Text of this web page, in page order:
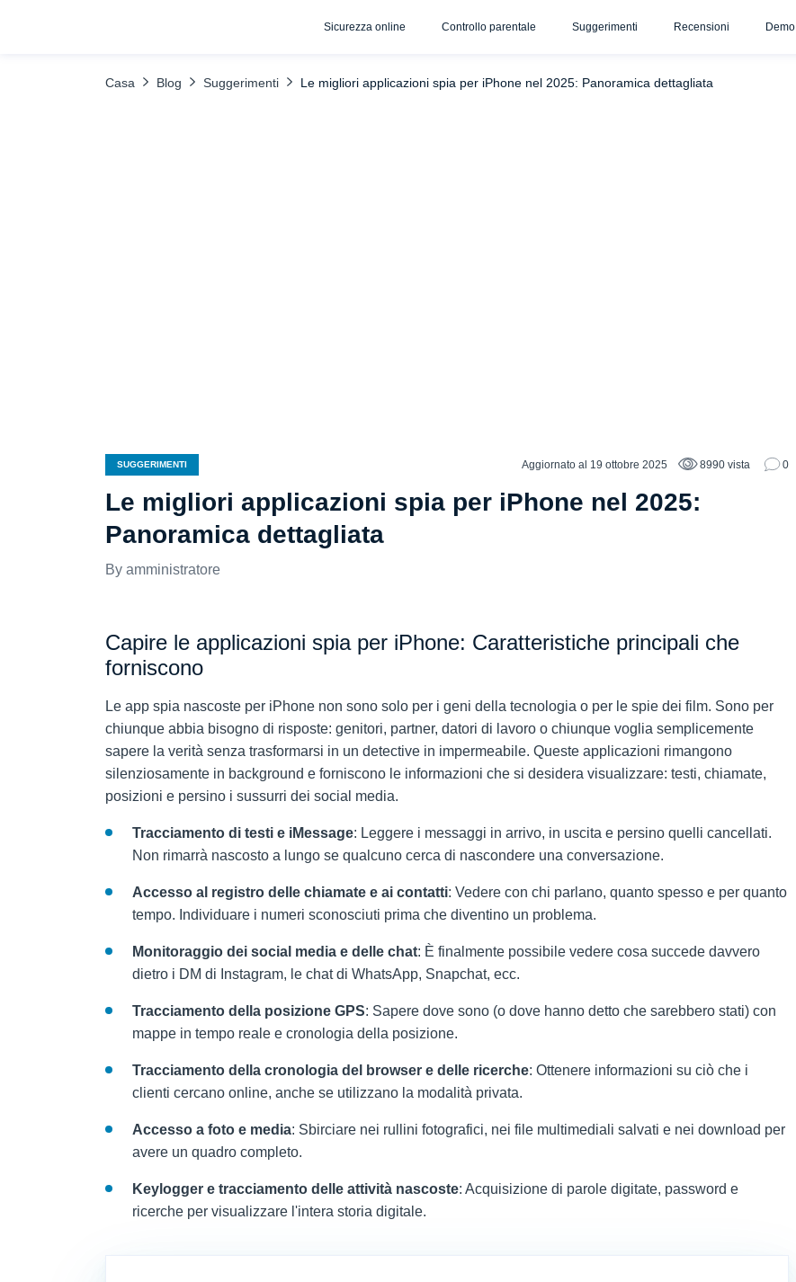
Sicurezza online Controllo parentale Suggerimenti Recensioni Demo
Casa Blog Suggerimenti Le migliori applicazioni spia per iPhone nel 2025: Panoramica dettagliata
SUGGERIMENTI Aggiornato al 19 ottobre 2025 8990 vista 0
Le migliori applicazioni spia per iPhone nel 2025:
Panoramica dettagliata
amministratore
Capire le applicazioni spia per iPhone: Caratteristiche principali che
forniscono
Le app spia nascoste per iPhone non sono solo per i geni della tecnologia o per le spie dei film. Sono per
chiunque abbia bisogno di risposte: genitori, partner, datori di lavoro o chiunque voglia semplicemente
sapere la verità senza trasformarsi in un detective in impermeabile. Queste applicazioni rimangono
silenziosamente in background e forniscono le informazioni che si desidera visualizzare: testi, chiamate,
posizioni e persino i sussurri dei social media.
Tracciamento di testi e iMessage: Leggere i messaggi in arrivo, in uscita e persino quelli cancellati.
Non rimarrà nascosto a lungo se qualcuno cerca di nascondere una conversazione.
Accesso al registro delle chiamate e ai contatti: Vedere con chi parlano, quanto spesso e per quanto
tempo. Individuare i numeri sconosciuti prima che diventino un problema.
Monitoraggio dei social media e delle chat: È finalmente possibile vedere cosa succede davvero
dietro i DM di Instagram, le chat di WhatsApp, Snapchat, ecc.
Tracciamento della posizione GPS: Sapere dove sono (o dove hanno detto che sarebbero stati) con
mappe in tempo reale e cronologia della posizione.
Tracciamento della cronologia del browser e delle ricerche: Ottenere informazioni su ciò che i
clienti cercano online, anche se utilizzano la modalità privata.
Accesso a foto e media: Sbirciare nei rullini fotografici, nei file multimediali salvati e nei download per
avere un quadro completo.
Keylogger e tracciamento delle attività nascoste: Acquisizione di parole digitate, password e
ricerche per visualizzare l'intera storia digitale.
Qustodio Corteccia mSpy Eyezy SpiaX